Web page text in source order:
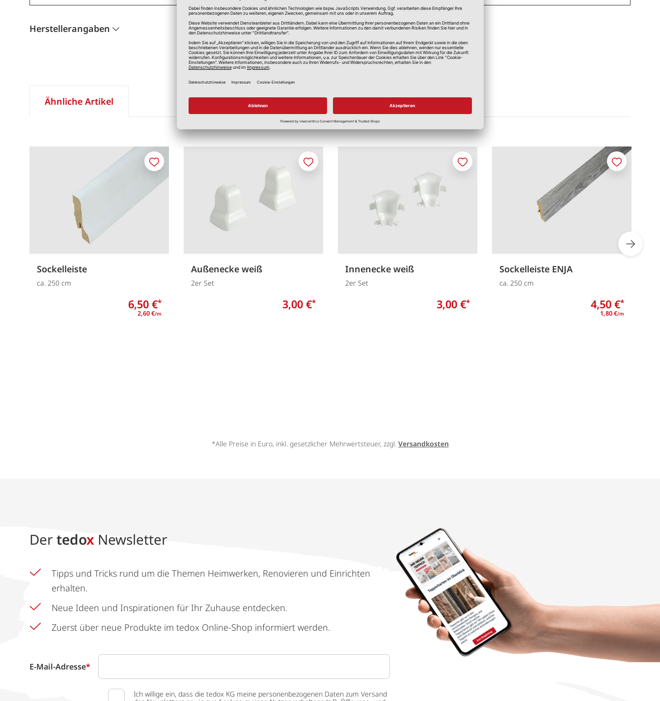
Herstellerangaben
Ähnliche Artikel
Sockelleiste
ca. 250 cm
6,50 €*
2,60 €/m
Merken
Außenecke weiß
2er Set
3,00 €*
Merken
Innenecke weiß
2er Set
3,00 €*
Merken
Sockelleiste ENJA
ca. 250 cm
4,50 €*
1,80 €/m
Merken
*Alle Preise in Euro, inkl. gesetzlicher Mehrwertsteuer, zzgl. Versandkosten
Der tedox Newsletter
Tipps und Tricks rund um die Themen Heimwerken, Renovieren und Einrichten
erhalten.
Neue Ideen und Inspirationen für Ihr Zuhause entdecken.
Zuerst über neue Produkte im tedox Online-Shop informiert werden.
E-Mail-Adresse*
Ich willige ein, dass die tedox KG meine personenbezogenen Daten zum Versand